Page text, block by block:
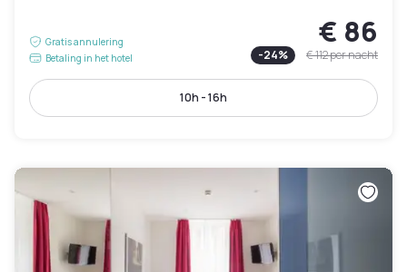
Gratis annulering
Betaling in het hotel
€ 86
-24% € 112per nacht
10h - 16h